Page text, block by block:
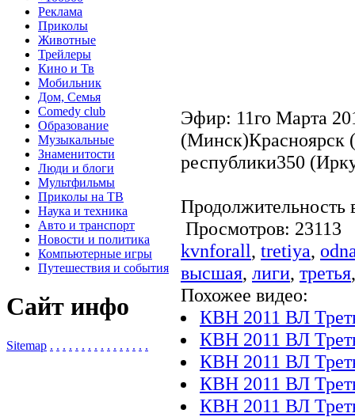
Реклама
Приколы
Животные
Трейлеры
Кино и Тв
Мобильник
Дом, Семья
Comedy club
Образование
Музыкальные
Знаменитости
Люди и блоги
Мультфильмы
Приколы на ТВ
Наука и техника
Авто и транспорт
Новости и политика
Компьютерные игры
Путешествия и события
Сайт инфо
Sitemap . . . . . . . . . . . . . . . .
Эфир: 11го Марта
(Минск)Красноярск
республики350
Продолжительность
Просмотров: 23113
kvnforall, tretiya,
высшая, лиги, третья
Похожее видео:
КВН 2011 ВЛ
КВН 2011 ВЛ
КВН 2011 ВЛ
КВН 2011 ВЛ
КВН 2011 ВЛ